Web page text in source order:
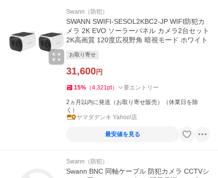
Swann（防犯）
SWANN SWIFI-SESOL2KBC2-JP WIFI防犯カ
メラ 2K EVO ソーラーパネル カメラ2台セット
2K高画質 120度広視野角 暗視モード ホワイト
お取り寄せ
31,600円
15% （4,321pt） 要エントリー
2ヵ月以内に発送（お取り寄せ販売）（休業日を除
く）
ヤマダデンキ Yahoo!店
最安値を見る
Swann（防犯）
Swann BNC 同軸ケーブル 防犯カメラ CCTVシ